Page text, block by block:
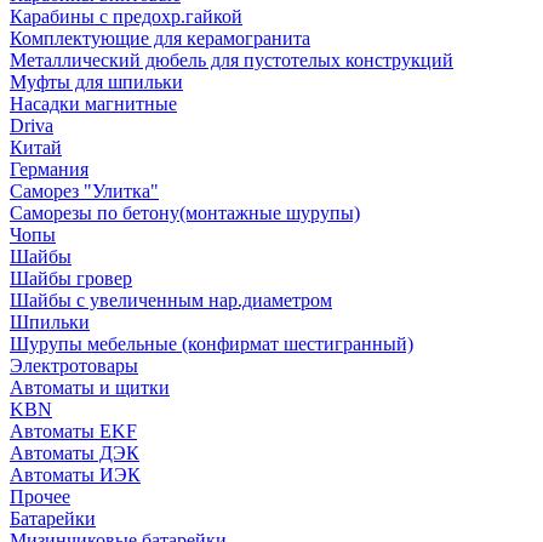
Карабины с предохр.гайкой
Комплектующие для керамогранита
Металлический дюбель для пустотелых конструкций
Муфты для шпильки
Насадки магнитные
Driva
Китай
Германия
Саморез "Улитка"
Саморезы по бетону(монтажные шурупы)
Чопы
Шайбы
Шайбы гровер
Шайбы с увеличенным нар.диаметром
Шпильки
Шурупы мебельные (конфирмат шестигранный)
Электротовары
Автоматы и щитки
KBN
Автоматы EKF
Автоматы ДЭК
Автоматы ИЭК
Прочее
Батарейки